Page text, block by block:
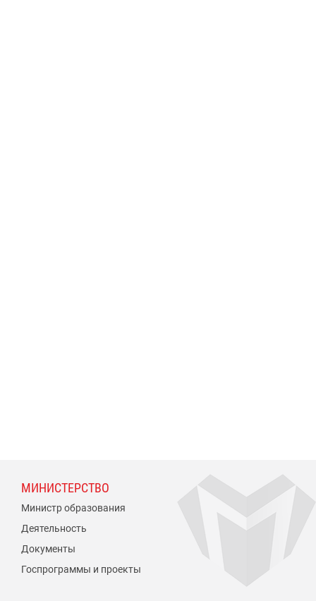
МИНИСТЕРСТВО
Министр образования
Деятельность
Документы
Госпрограммы и проекты